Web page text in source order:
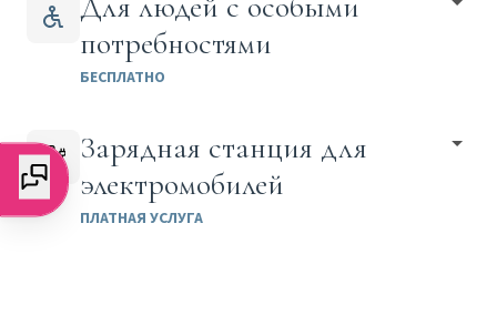
потребностями
БЕСПЛАТНО
Зарядная станция для
электромобилей
ПЛАТНАЯ УСЛУГА